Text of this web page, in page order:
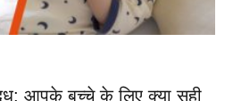
दूध: आपके बच्चे के लिए क्या सही